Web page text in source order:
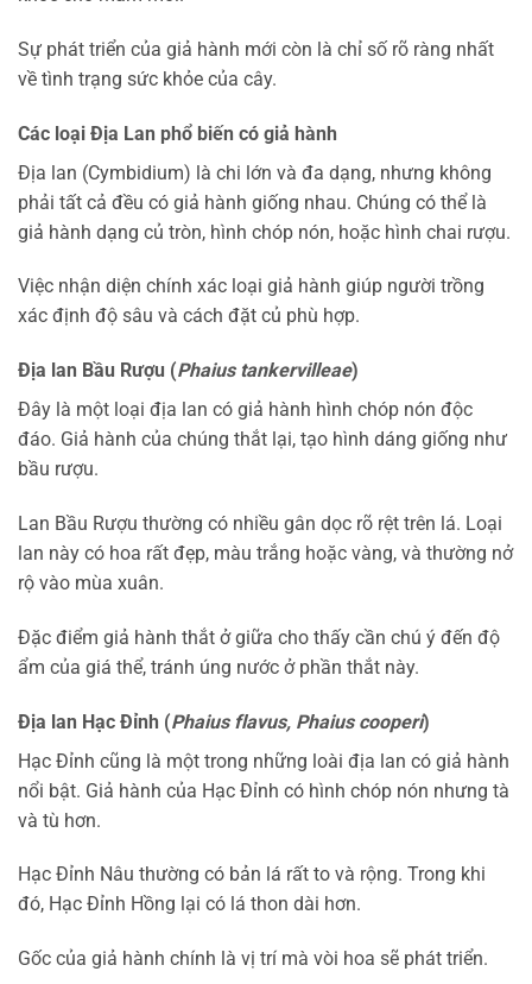
Sự phát triển của giả hành mới còn là chỉ số rõ ràng nhất
về tình trạng sức khỏe của cây.
Các loại Địa Lan phổ biến có giả hành
Địa lan (Cymbidium) là chi lớn và đa dạng, nhưng không
phải tất cả đều có giả hành giống nhau. Chúng có thể là
giả hành dạng củ tròn, hình chóp nón, hoặc hình chai rượu.
Việc nhận diện chính xác loại giả hành giúp người trồng
xác định độ sâu và cách đặt củ phù hợp.
Địa lan Bầu Rượu (Phaius tankervilleae)
Đây là một loại địa lan có giả hành hình chóp nón độc
đáo. Giả hành của chúng thắt lại, tạo hình dáng giống như
bầu rượu.
Lan Bầu Rượu thường có nhiều gân dọc rõ rệt trên lá. Loại
lan này có hoa rất đẹp, màu trắng hoặc vàng, và thường nở
rộ vào mùa xuân.
Đặc điểm giả hành thắt ở giữa cho thấy cần chú ý đến độ
ẩm của giá thể, tránh úng nước ở phần thắt này.
Địa lan Hạc Đỉnh (Phaius flavus, Phaius cooperi)
Hạc Đỉnh cũng là một trong những loài địa lan có giả hành
nổi bật. Giả hành của Hạc Đỉnh có hình chóp nón nhưng tà
và tù hơn.
Hạc Đỉnh Nâu thường có bản lá rất to và rộng. Trong khi
đó, Hạc Đỉnh Hồng lại có lá thon dài hơn.
Gốc của giả hành chính là vị trí mà vòi hoa sẽ phát triển.